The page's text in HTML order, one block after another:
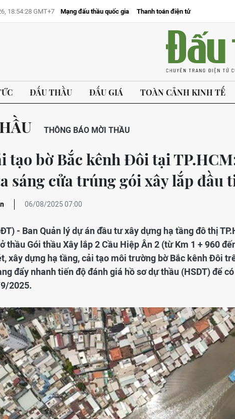
18:54:28 GMT+7 Mạng đấu thầu quốc gia Thanh toán điện tử
ĐẤU THẦU ĐẤU GIÁ TOÀN CẢNH KINH TẾ
THÔNG BÁO MỜI THẦU
tạo bờ Bắc kênh Đôi tại
sáng cửa trúng gói xây lắp đầu
06/08/2025 07:00
- Ban Quản lý dự án đầu tư xây dựng hạ tầng đô thị
thầu Gói thầu Xây lắp 2 Cầu Hiệp Ân 2 (từ Km 1 + 960
xây dựng hạ tầng, cải tạo môi trường bờ Bắc kênh Đôi
đẩy nhanh tiến độ đánh giá hồ sơ dự thầu (HSDT) để
2025.